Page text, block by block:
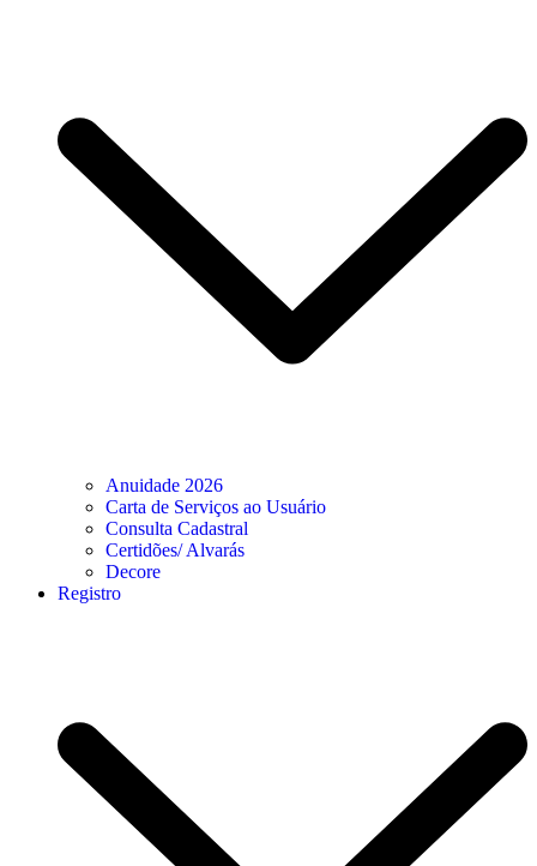
Anuidade 2026
Carta de Serviços ao Usuário
Consulta Cadastral
Certidões/ Alvarás
Decore
Registro